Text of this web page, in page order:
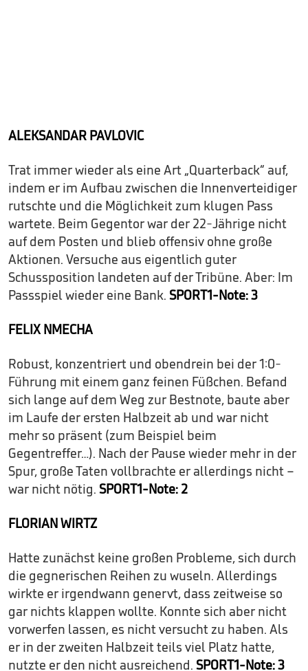
ALEKSANDAR PAVLOVIC
Trat immer wieder als eine Art „Quarterback“ auf,
indem er im Aufbau zwischen die Innenverteidiger
rutschte und die Möglichkeit zum klugen Pass
wartete. Beim Gegentor war der 22-Jährige nicht
auf dem Posten und blieb offensiv ohne große
Aktionen. Versuche aus eigentlich guter
Schussposition landeten auf der Tribüne. Aber: Im
Passspiel wieder eine Bank. SPORT1-Note: 3
FELIX NMECHA
Robust, konzentriert und obendrein bei der 1:0-
Führung mit einem ganz feinen Füßchen. Befand
sich lange auf dem Weg zur Bestnote, baute aber
im Laufe der ersten Halbzeit ab und war nicht
mehr so präsent (zum Beispiel beim
Gegentreffer…). Nach der Pause wieder mehr in der
Spur, große Taten vollbrachte er allerdings nicht –
war nicht nötig. SPORT1-Note: 2
FLORIAN WIRTZ
Hatte zunächst keine großen Probleme, sich durch
die gegnerischen Reihen zu wuseln. Allerdings
wirkte er irgendwann genervt, dass zeitweise so
gar nichts klappen wollte. Konnte sich aber nicht
vorwerfen lassen, es nicht versucht zu haben. Als
er in der zweiten Halbzeit teils viel Platz hatte,
nutzte er den nicht ausreichend. SPORT1-Note: 3